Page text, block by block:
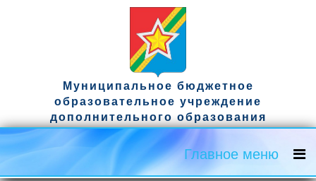
Муниципальное бюджетное
образовательное учреждение
дополнительного образования
спортивная школа имени гвардии
капитана Д.А. Ужвака
Официальный сайт
Главное меню